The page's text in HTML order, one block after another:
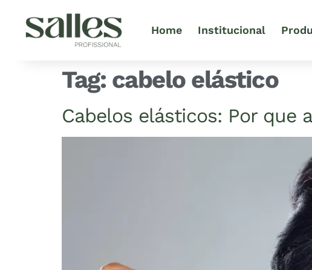
Home Institucional
Tag: cabelo elástico
Cabelos elásticos: Por que